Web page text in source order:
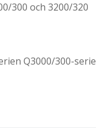
300 och 3200/320
Q3000/300-serie